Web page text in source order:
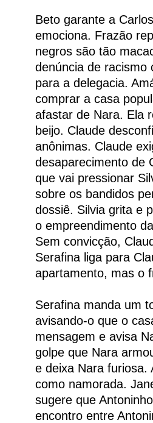
Beto garante a
emociona. Frazão
negros são tão
denúncia de racismo
para a delegacia.
comprar a casa
afastar de Nara. Ela
beijo. Claude
anônimas. Claude
desaparecimento de
que vai pressionar
sobre os bandidos
dossiê. Silvia grita e
o empreendimento
Sem convicção,
Serafina liga para
apartamento, mas o
Serafina manda um
avisando-o que o
mensagem e avisa
golpe que Nara
e deixa Nara furiosa.
como namorada.
sugere que
encontro entre